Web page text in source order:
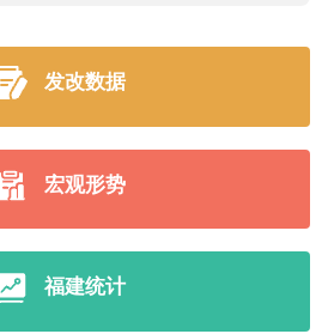
发改数据
宏观形势
福建统计